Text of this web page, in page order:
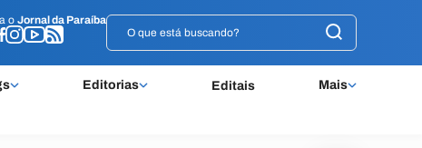
o Jornal da Paraíba
Editorias Editais Mais
o Jornal da Paraíba